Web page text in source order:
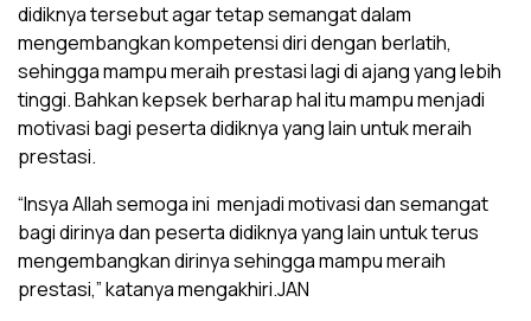
didiknya tersebut agar tetap semangat dalam
mengembangkan kompetensi diri dengan berlatih,
sehingga mampu meraih prestasi lagi di ajang yang lebih
tinggi. Bahkan kepsek berharap hal itu mampu menjadi
motivasi bagi peserta didiknya yang lain untuk meraih
prestasi.
“Insya Allah semoga ini menjadi motivasi dan semangat
bagi dirinya dan peserta didiknya yang lain untuk terus
mengembangkan dirinya sehingga mampu meraih
prestasi,” katanya mengakhiri.JAN